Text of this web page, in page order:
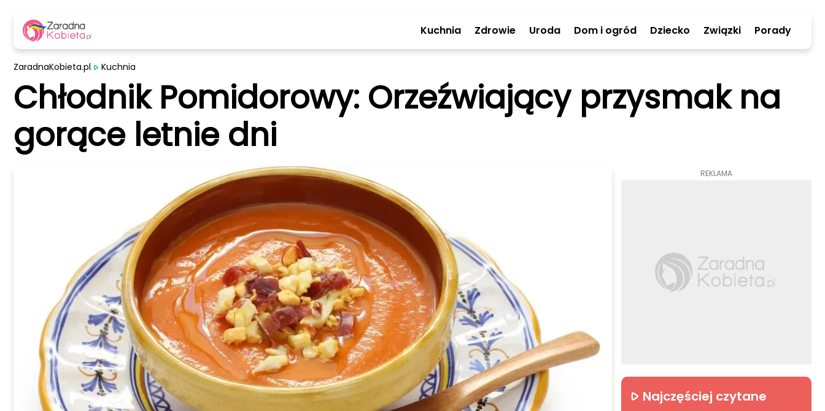
Kuchnia Zdrowie Uroda Dom i ogród Dziecko Związki Porady
ZaradnaKobieta.pl Kuchnia
Chłodnik Pomidorowy: Orzeźwiający przysmak na
gorące letnie dni
REKLAMA
Najczęściej czytane